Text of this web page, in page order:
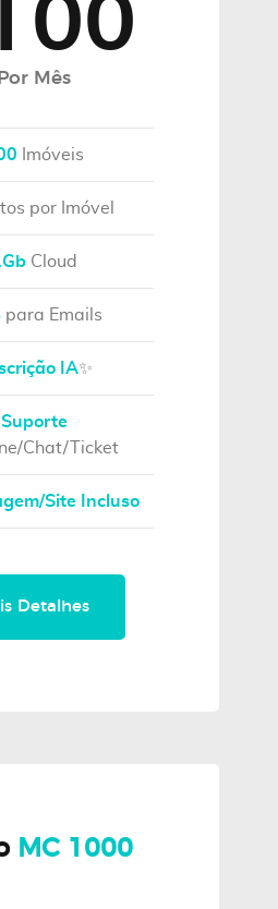
100
Por Mês
Imóveis
por Imóvel
Cloud
para Emails
IA✨
Suporte
Chat/Ticket
Site Incluso
Detalhes
MC 1000